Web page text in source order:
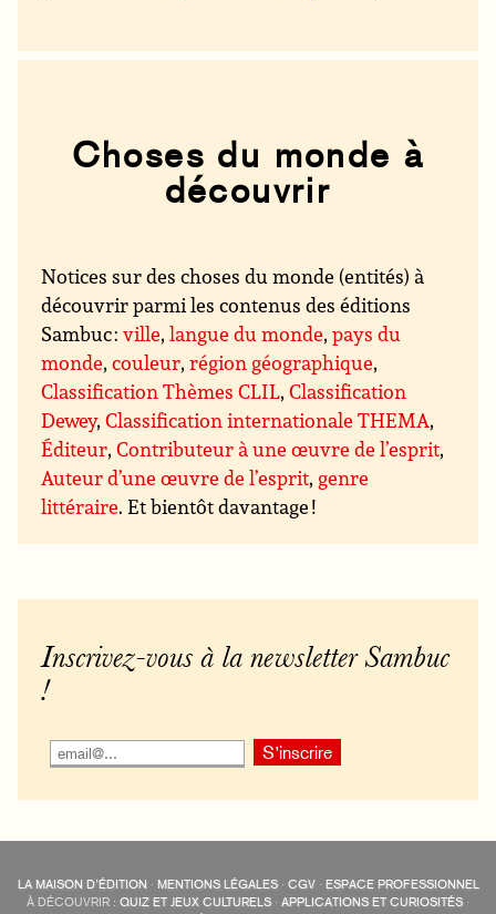
Choses du monde à
découvrir
Notices sur des choses du monde (entités) à
découvrir parmi les contenus des éditions
Sambuc :ville,langue du monde,pays du
monde,couleur,région géographique,
Classification Thèmes CLIL,Classification
Dewey,Classification internationale THEMA,
Éditeur,Contributeur à une œuvre de l’esprit,
Auteur d’une œuvre de l’esprit, genre
littéraire. Et bientôt davantage !
Inscrivez-vous à la newsletter Sambuc
!
LA MAISON D’ÉDITION · MENTIONS LÉGALES· CGV· ESPACE PROFESSIONNEL
À DÉCOUVRIR : QUIZ ET JEUX CULTURELS · APPLICATIONS ET CURIOSITÉS ·